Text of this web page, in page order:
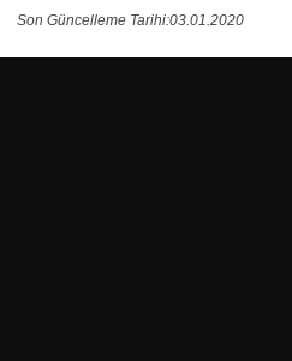
Son Güncelleme Tarihi:03.01.2020